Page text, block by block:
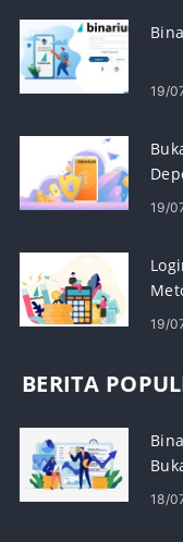
19/
19/
19/
BERITA
18/